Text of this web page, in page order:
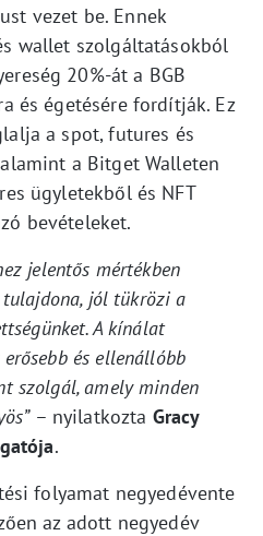
vezet be. Ennek
wallet szolgáltatásokból
20%-át a BGB
és égetésére fordítják. Ez
a spot, futures és
a Bitget Walleten
ügyletekből és NFT
bevételeket.
jelentős mértékben
jól tükrözi a
A kínálat
erősebb és ellenállóbb
szolgál, amely minden
– nyilatkozta Gracy
.
folyamat negyedévente
az adott negyedév